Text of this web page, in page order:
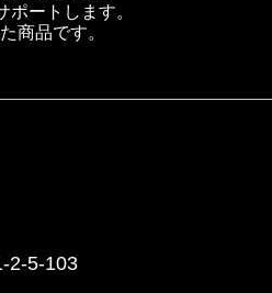
ートします。
商品です。
2-5-103